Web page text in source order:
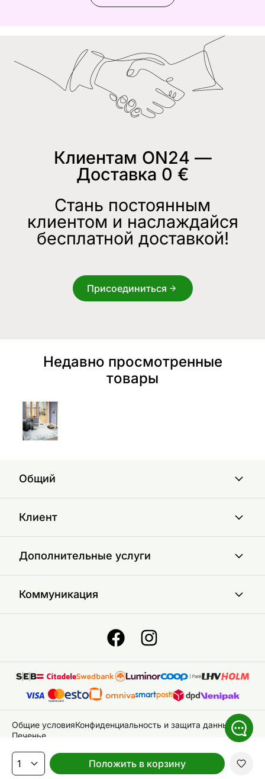
Положить в корзину
Клиентам ON24 —
Доставка 0 €
Стань постоянным
клиентом и наслаждайся
бесплатной доставкой!
Присоединиться
Недавно просмотренные
товары
Общий
Клиент
Дополнительные услуги
Коммуникация
Общие условияКонфиденциальность и защита данных
Печенье